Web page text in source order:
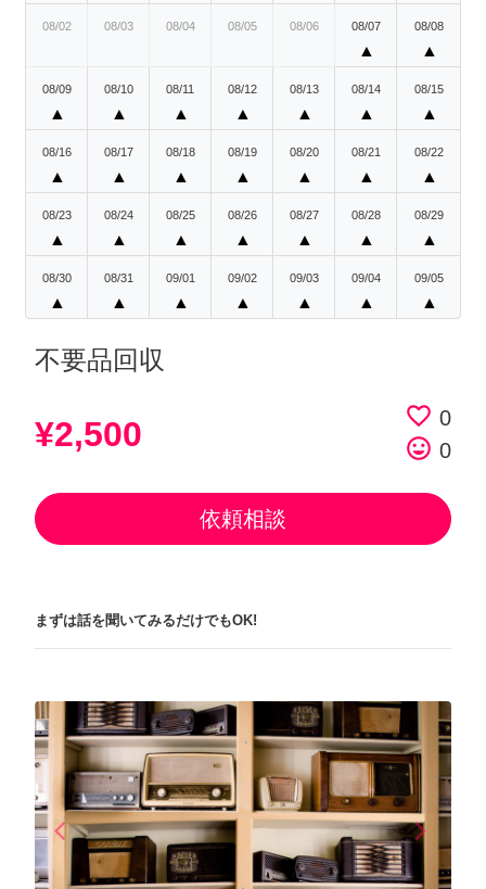
08/02 08/03 08/04 08/05 08/06 08/07
▲
08/08
▲
08/09
▲
08/10
▲
08/11
▲
08/12
▲
08/13
▲
08/14
▲
08/15
▲
08/16
▲
08/17
▲
08/18
▲
08/19
▲
08/20
▲
08/21
▲
08/22
▲
08/23
▲
08/24
▲
08/25
▲
08/26
▲
08/27
▲
08/28
▲
08/29
▲
08/30
▲
08/31
▲
09/01
▲
09/02
▲
09/03
▲
09/04
▲
09/05
▲
不要品回収
¥2,500 favorite_border 0
tag_faces 0
依頼相談
まずは話を聞いてみるだけでもOK!
arrow_back_iosPrevious arrow_forward_iosNext